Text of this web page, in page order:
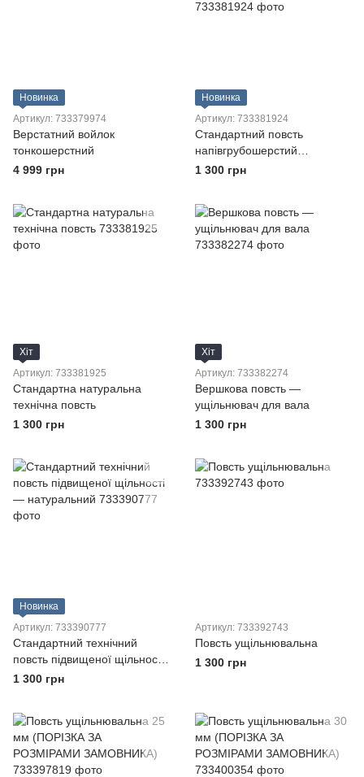
Новинка
Артикул: 733379974
Верстатний войлок
тонкошерстний
4 999 грн
Новинка
Артикул: 733381924
Стандартний повсть
напівгрубошерстий
ущільнювач для вала
1 300 грн
Хіт
Артикул: 733381925
Стандартна натуральна
технічна повсть
1 300 грн
Хіт
Артикул: 733382274
Вершкова повсть —
ущільнювач для вала
1 300 грн
Новинка
Артикул: 733390777
Стандартний технічний
повсть підвищеної щільності
— натуральний
1 300 грн
Артикул: 733392743
Повсть ущільнювальна
1 300 грн